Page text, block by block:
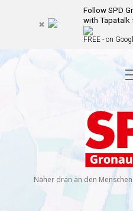
Follow SPD
with Tapatalk
FREE - on
Über
SPD
Gronau
(Leine)
Näher dran an den